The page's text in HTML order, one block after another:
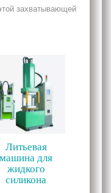
захватывающей
Литьевая
машина для
жидкого
силикона